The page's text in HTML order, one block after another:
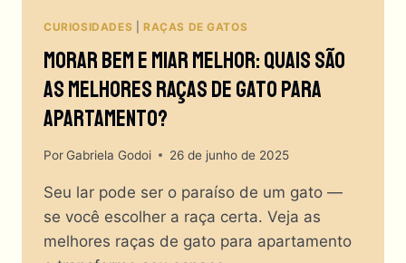
CURIOSIDADES RAÇAS DE GATOS
Morar Bem E Miar Melhor: Quais São
As Melhores Raças De Gato Para
Apartamento?
PorGabriela Godoi 26 de junho de 2025
Seu lar pode ser o paraíso de um gato —
se você escolher a raça certa. Veja as
melhores raças de gato para apartamento